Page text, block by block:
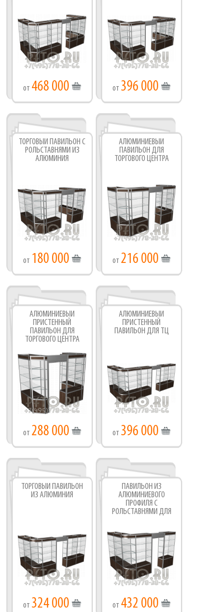
от 468 000 от 396 000
ТОРГОВЫЙ ПАВИЛЬОН С
РОЛЬСТАВНЯМИ ИЗ
АЛЮМИНИЯ
от 180 000
АЛЮМИНИЕВЫЙ
ПАВИЛЬОН ДЛЯ
ТОРГОВОГО ЦЕНТРА
от 216 000
АЛЮМИНИЕВЫЙ
ПРИСТЕННЫЙ
ПАВИЛЬОН ДЛЯ
ТОРГОВОГО ЦЕНТРА
от 288 000
АЛЮМИНИЕВЫЙ
ПРИСТЕННЫЙ
ПАВИЛЬОН ДЛЯ ТЦ
от 396 000
ТОРГОВЫЙ ПАВИЛЬОН
ИЗ АЛЮМИНИЯ
от 324 000
ПАВИЛЬОН ИЗ
АЛЮМИНИЕВОГО
ПРОФИЛЯ C
РОЛЬСТАВНЯМИ ДЛЯ
от 432 000